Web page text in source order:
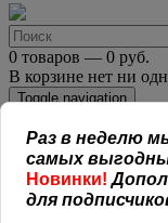
0 товаров — 0 руб.
В корзине нет ни
Toggle navigation
КАТАЛОГ
Нанесение
Рекламная
Раз в неделю
самых
Новинки!
для